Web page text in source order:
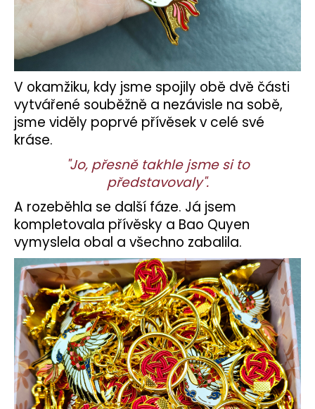
V okamžiku, kdy jsme spojily obě dvě části
vytvářené souběžně a nezávisle na sobě,
jsme viděly poprvé přívěsek v celé své
kráse.
"Jo, přesně takhle jsme si to
představovaly".
A rozeběhla se další fáze. Já jsem
kompletovala přívěsky a Bao Quyen
vymyslela obal a všechno zabalila.